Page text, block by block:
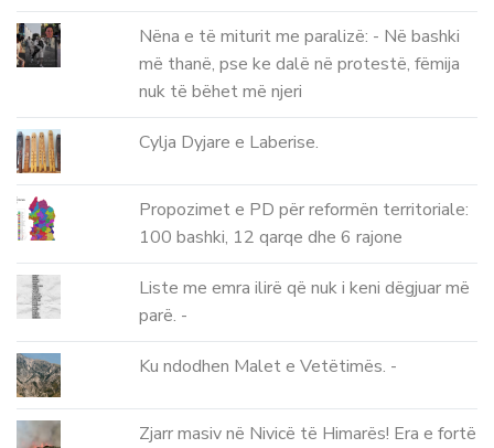
Nëna e të miturit me paralizë: - Në bashki
më thanë, pse ke dalë në protestë, fëmija
nuk të bëhet më njeri
Cylja Dyjare e Laberise.
Propozimet e PD për reformën territoriale:
100 bashki, 12 qarqe dhe 6 rajone
Liste me emra ilirë që nuk i keni dëgjuar më
parë. -
Ku ndodhen Malet e Vetëtimës. -
Zjarr masiv në Nivicë të Himarës! Era e fortë